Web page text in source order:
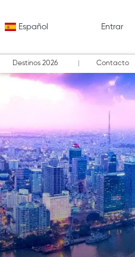
Español Entrar
Destinos 2026 Contacto